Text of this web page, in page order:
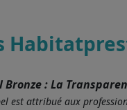
Bronze : La
est attribué aux